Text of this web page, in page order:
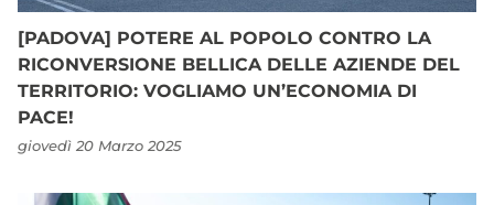
[PADOVA] POTERE AL POPOLO CONTRO LA
RICONVERSIONE BELLICA DELLE AZIENDE DEL
TERRITORIO: VOGLIAMO UN’ECONOMIA DI
PACE!
giovedì 20 Marzo 2025